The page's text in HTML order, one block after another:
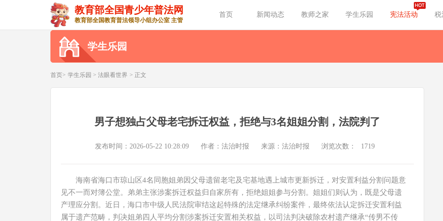
教育部全国青少年普法网
教育部全国教育普法领导小组办公室 主管
首页 新闻动态 教师之家 学生乐园 宪法活动 税
学生乐园
首页> 学生乐园 > 法眼看世界 > 正文
男子想独占父母老宅拆迁权益，拒绝与3名姐姐分割，法院判了
发布时间：2026-05-22 10:28:09 作者：法治时报 来源：法治时报 浏览次数： 1719
海南省海口市琼山区4名同胞姐弟因父母遗留老宅及宅基地遇上城市更新拆迁，对安置利益分割问题意
见不一而对簿公堂。弟弟主张涉案拆迁权益归自家所有，拒绝姐姐参与分割。姐姐们则认为，既是父母遗
产理应分割。近日，海口市中级人民法院审结这起特殊的法定继承纠纷案件，最终依法认定拆迁安置利益
属于遗产范畴，判决姐弟四人平均分割涉案拆迁安置相关权益，以司法判决破除农村遗产继承“传男不传